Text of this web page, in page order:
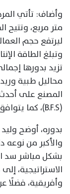
المصنع على
(B.F.S)، كما يتوافق مع معايير التصنيع الجيد (GMP).
بدوره، أوضح
والأكبر من نوعه
بشكل مباشر سد
وأفريقية، فضلًا